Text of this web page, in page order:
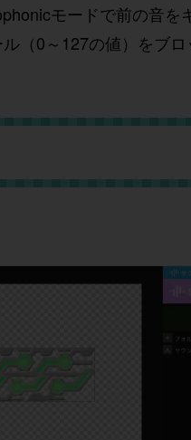
モードで前の音を
（0～127の値）をブ